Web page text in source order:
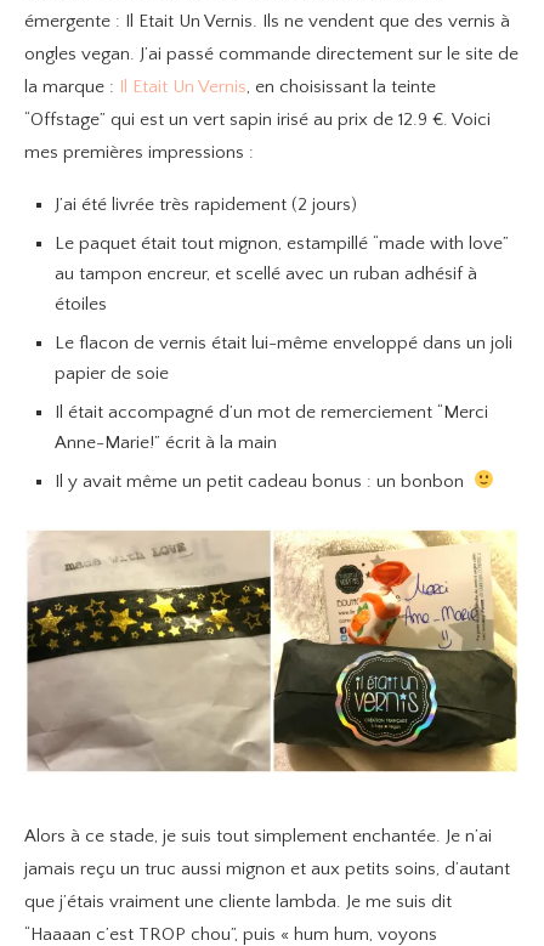
émergente : Il Etait Un Vernis. Ils ne vendent que des vernis à
ongles vegan. J’ai passé commande directement sur le site de
la marque : Il Etait Un Vernis, en choisissant la teinte
“Offstage” qui est un vert sapin irisé au prix de 12.9 €. Voici
mes premières impressions :
J’ai été livrée très rapidement (2 jours)
Le paquet était tout mignon, estampillé “made with love”
au tampon encreur, et scellé avec un ruban adhésif à
étoiles
Le flacon de vernis était lui-même enveloppé dans un joli
papier de soie
Il était accompagné d’un mot de remerciement “Merci
Anne-Marie!” écrit à la main
Il y avait même un petit cadeau bonus : un bonbon
Alors à ce stade, je suis tout simplement enchantée. Je n’ai
jamais reçu un truc aussi mignon et aux petits soins, d’autant
que j’étais vraiment une cliente lambda. Je me suis dit
“Haaaan c’est TROP chou”, puis « hum hum, voyons